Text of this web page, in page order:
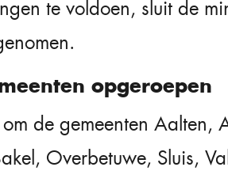
te voldoen, sluit de
opgeroepen
de gemeenten Aalten,
Overbetuwe, Sluis,